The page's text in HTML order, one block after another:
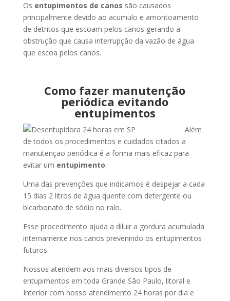
Os entupimentos de canos são causados
principalmente devido ao acumulo e amontoamento
de detritos que escoam pelos canos gerando a
obstrução que causa interrupção da vazão de água
que escoa pelos canos.
Como fazer manutenção
periódica evitando
entupimentos
Além
de todos os procedimentos e cuidados citados a
manutenção periódica é a forma mais eficaz para
evitar um entupimento.
Uma das prevenções que indicamos é despejar a cada
15 dias 2 litros de água quente com detergente ou
bicarbonato de sódio no ralo.
Esse procedimento ajuda a diluir a gordura acumulada
internamente nos canos prevenindo os entupimentos
futuros.
Nossos atendem aos mais diversos tipos de
entupimentos em toda Grande São Paulo, litoral e
Interior com nosso atendimento 24 horas por dia e